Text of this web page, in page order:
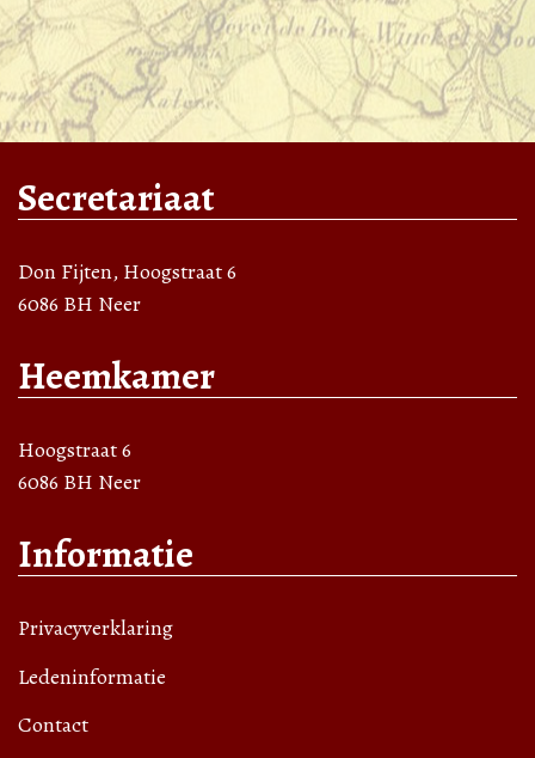
Secretariaat
Don Fijten, Hoogstraat 6
6086 BH Neer
Heemkamer
Hoogstraat 6
6086 BH Neer
Informatie
Privacyverklaring
Ledeninformatie
Contact